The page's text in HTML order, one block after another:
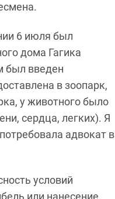
6 июля был
дома Гагика
был введен
в зоопарк,
у животного было
сердца, легких). Я
адвокат в
условий
или нанесение